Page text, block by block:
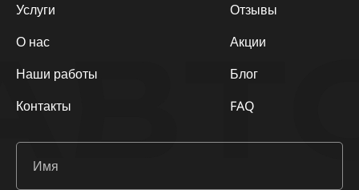
Услуги
О нас
Наши работы
Контакты
Отзывы
Акции
Блог
FAQ